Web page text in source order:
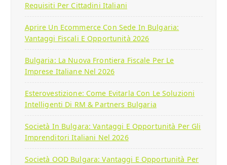
Requisiti Per Cittadini Italiani
Aprire Un Ecommerce Con Sede In Bulgaria:
Vantaggi Fiscali E Opportunità 2026
Bulgaria: La Nuova Frontiera Fiscale Per Le
Imprese Italiane Nel 2026
Esterovestizione: Come Evitarla Con Le Soluzioni
Intelligenti Di RM & Partners Bulgaria
Società In Bulgara: Vantaggi E Opportunità Per Gli
Imprenditori Italiani Nel 2026
Società OOD Bulgara: Vantaggi E Opportunità Per